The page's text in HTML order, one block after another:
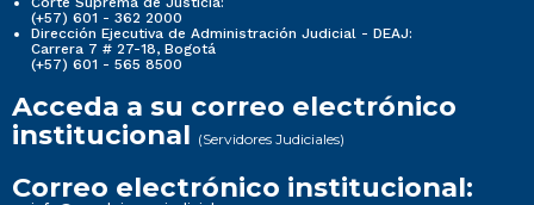
(+57) 601 - 362 2000
Dirección Ejecutiva de Administración Judicial - DEAJ:
Carrera 7 # 27-18, Bogotá
(+57) 601 - 565 8500
Acceda a su correo electrónico
institucional (Servidores Judiciales)
Correo electrónico institucional: